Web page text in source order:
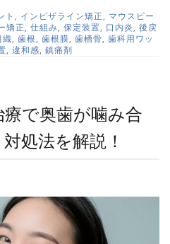
ト , インビザライン矯正 , マウスピー
矯正 , 仕組み, 保定装置, 口内炎 , 後戻
織, 歯根 , 歯根膜, 歯槽骨, 歯科用ワッ
, 違和感, 鎮痛剤
で奥歯が噛み合
処法を解説！